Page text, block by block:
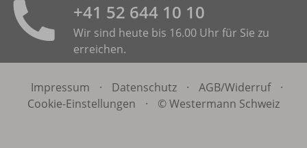
+41 52 644 10 10
Wir sind heute bis 16.00 Uhr für Sie zu
erreichen.
Impressum · Datenschutz · AGB/Widerruf
·
Cookie-Einstellungen
· © Westermann Schweiz